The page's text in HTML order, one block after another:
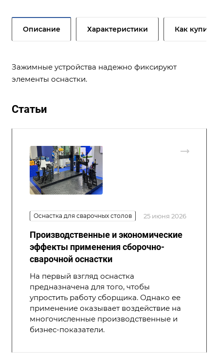
Описание Характеристики Как купить
Зажимные устройства надежно фиксируют
элементы оснастки.
Статьи
Оснастка для сварочных столов 25 июня 2026
Производственные и экономические
эффекты применения сборочно-
сварочной оснастки
На первый взгляд оснастка
предназначена для того, чтобы
упростить работу сборщика. Однако ее
применение оказывает воздействие на
многочисленные производственные и
бизнес-показатели.